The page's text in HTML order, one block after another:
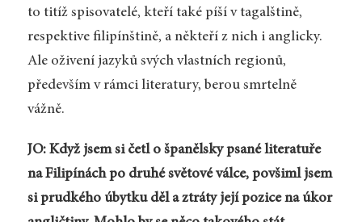
to titíž spisovatelé, kteří také píší v tagalštině,
respektive filipínštině, a někteří z nich i anglicky.
Ale oživení jazyků svých vlastních regionů,
především v rámci literatury, berou smrtelně
vážně.
JO: Když jsem si četl o španělsky psané literatuře
na Filipínách po druhé světové válce, povšiml jsem
si prudkého úbytku děl a ztráty její pozice na úkor